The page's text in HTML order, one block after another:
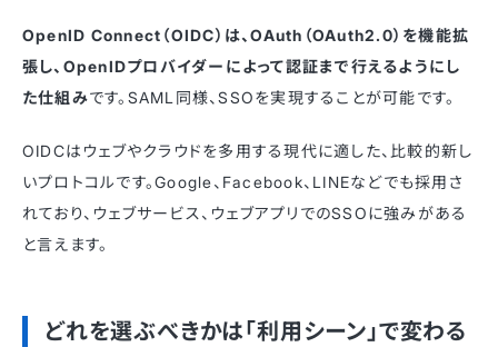
OpenID Connect（OIDC）は、OAuth（OAuth2.0）を機能拡
張し、OpenIDプロバイダーによって認証まで行えるようにし
た仕組みです。SAML同様、SSOを実現することが可能です。
OIDCはウェブやクラウドを多用する現代に適した、比較的新し
いプロトコルです。Google、Facebook、LINEなどでも採用さ
れており、ウェブサービス、ウェブアプリでのSSOに強みがある
と言えます。
どれを選ぶべきかは「利用シーン」で変わる